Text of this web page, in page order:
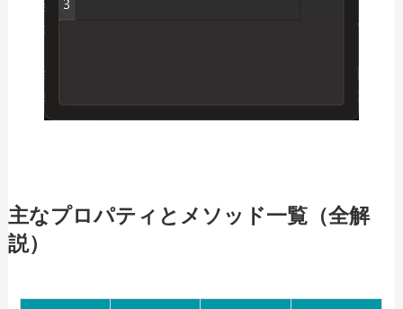
主なプロパティとメソッド一覧（全解
説）